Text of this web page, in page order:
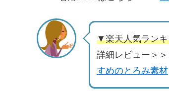
▼楽天人気ラン
詳細レビュー＞＞
すめのとろみ素材